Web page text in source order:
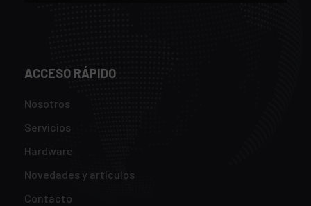
ACCESO RÁPIDO
Nosotros
Servicios
Hardware
Novedades y artículos
Contacto